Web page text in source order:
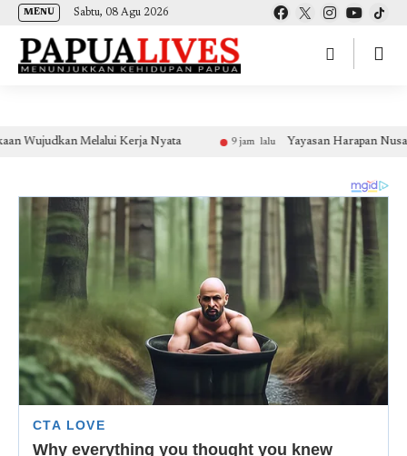
(self.SWG_BASIC = self.SWG_BASIC || []).push( basicSubscriptions => {
basicSubscriptions.init({ type: "NewsArticle", isPartOfType: ["Product"], isPartOfProductId:
MENU Sabtu, 08 Agu 2026
Melalui Kerja Nyata 9 jam lalu Yayasan Harapan Nusantara